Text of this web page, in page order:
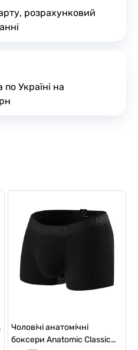
розрахунковий
Україні на
Чоловічі анатомічні
боксери Anatomic Classic